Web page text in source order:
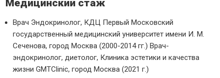
Медицинский стаж
Врач Эндокринолог, КДЦ Первый Московский
государственный медицинский университет имени И. М.
Сеченова, город Москва (2000-2014 гг.) Врач-
эндокринолог, диетолог, Клиника эстетики и качества
жизни GMTClinic, город Москва (2021 г.)